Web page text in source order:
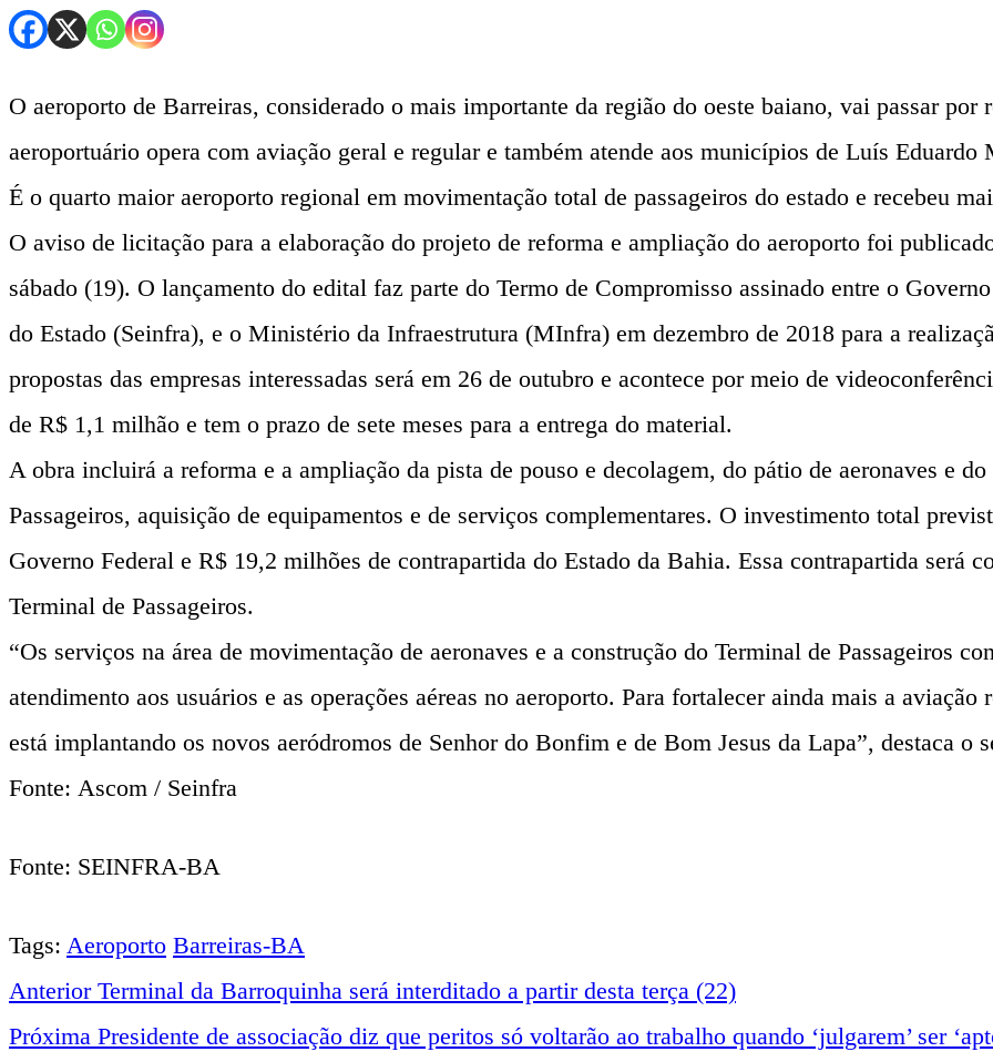
O aeroporto de Barreiras, considerado o mais importante da região do oeste baiano, vai passar
aeroportuário opera com aviação geral e regular e também atende aos municípios de Luís
É o quarto maior aeroporto regional em movimentação total de passageiros do estado e recebeu
O aviso de licitação para a elaboração do projeto de reforma e ampliação do aeroporto foi
sábado (19). O lançamento do edital faz parte do Termo de Compromisso assinado entre o
do Estado (Seinfra), e o Ministério da Infraestrutura (MInfra) em dezembro de 2018 para a
propostas das empresas interessadas será em 26 de outubro e acontece por meio de
de R$ 1,1 milhão e tem o prazo de sete meses para a entrega do material.
A obra incluirá a reforma e a ampliação da pista de pouso e decolagem, do pátio de aeronaves e
Passageiros, aquisição de equipamentos e de serviços complementares. O investimento total
Governo Federal e R$ 19,2 milhões de contrapartida do Estado da Bahia. Essa contrapartida será
Terminal de Passageiros.
“Os serviços na área de movimentação de aeronaves e a construção do Terminal de Passageiros
atendimento aos usuários e as operações aéreas no aeroporto. Para fortalecer ainda mais a
está implantando os novos aeródromos de Senhor do Bonfim e de Bom Jesus da Lapa”, destaca
Fonte: Ascom / Seinfra
Fonte: SEINFRA-BA
Tags: Aeroporto Barreiras-BA
Navegação
AnteriorTerminal da Barroquinha será interditado a partir desta terça (22)
Próxima Presidente de associação diz que peritos só voltarão ao trabalho quando ‘julgarem’ ser